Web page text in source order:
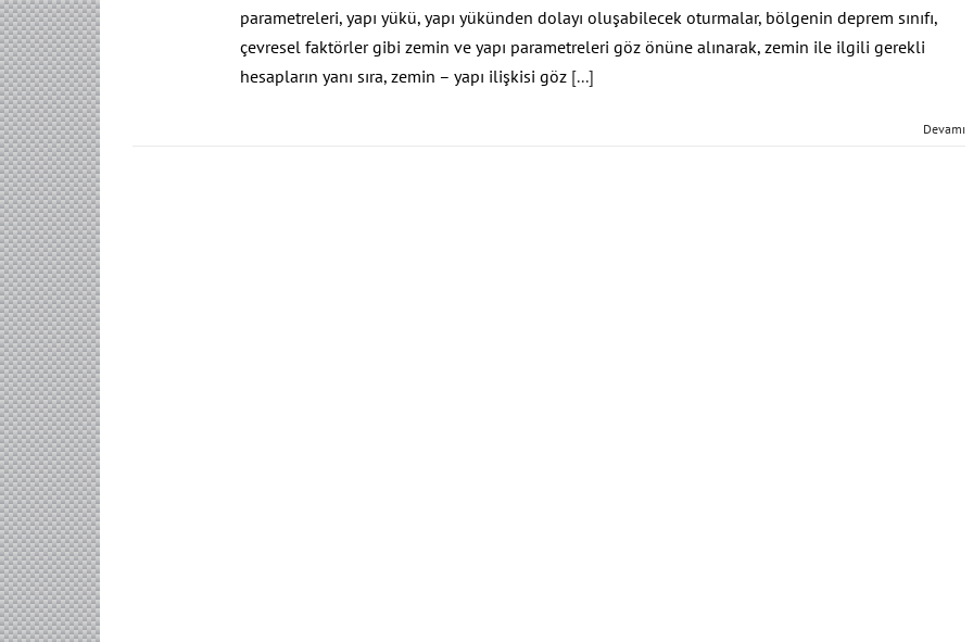
parametreleri, yapı yükü, yapı yükünden dolayı oluşabilecek oturmalar, bölgenin deprem sınıfı,
çevresel faktörler gibi zemin ve yapı parametreleri göz önüne alınarak, zemin ile ilgili gerekli
hesapların yanı sıra, zemin – yapı ilişkisi göz [...]
Devamı